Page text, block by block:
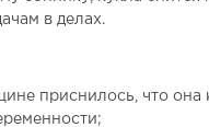
в делах.
приснилось, что она